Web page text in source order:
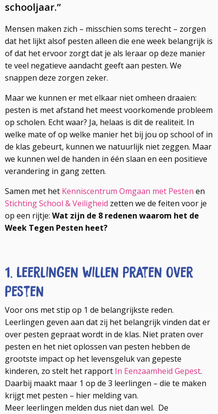
schooljaar.”
Mensen maken zich – misschien soms terecht – zorgen
dat het lijkt alsof pesten alleen die ene week belangrijk is
of dat het ervoor zorgt dat je als leraar op deze manier
te veel negatieve aandacht geeft aan pesten. We
snappen deze zorgen zeker.
Maar we kunnen er met elkaar niet omheen draaien:
pesten is met afstand het meest voorkomende probleem
op scholen. Echt waar? Ja, helaas is dit de realiteit. In
welke mate of op welke manier het bij jou op school of in
de klas gebeurt, kunnen we natuurlijk niet zeggen. Maar
we kunnen wel de handen in één slaan en een positieve
verandering in gang zetten.
Samen met het Kenniscentrum Omgaan met Pesten en
Stichting School & Veiligheid zetten we de feiten voor je
op een rijtje: Wat zijn de 8 redenen waarom het de
Week Tegen Pesten heet?
1. Leerlingen willen praten over
pesten
Voor ons met stip op 1 de belangrijkste reden.
Leerlingen geven aan dat zij het belangrijk vinden dat er
over pesten gepraat wordt in de klas. Niet praten over
pesten en het niet oplossen van pesten hebben de
grootste impact op het levensgeluk van gepeste
kinderen, zo stelt het rapport In Eenzaamheid Gepest.
Daarbij maakt maar 1 op de 3 leerlingen – die te maken
krijgt met pesten – hier melding van.
Meer leerlingen melden dus niet dan wel. De